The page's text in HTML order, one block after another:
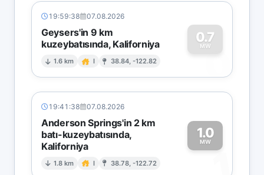
19:59:38 07.08.2026
Geysers'in 9 km
kuzeybatısında, Kaliforniya
1.6 km I 38.84, -122.82
0.7
MW
0
19:41:38 07.08.2026
Anderson Springs'in 2 km
batı-kuzeybatısında,
Kaliforniya
1.8 km I 38.78, -122.72
1.0
MW